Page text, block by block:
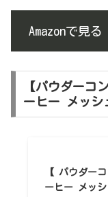
Amazonで見る
【パウダーコ
ーヒー メッシ
【 パウダー
ーヒー メッ